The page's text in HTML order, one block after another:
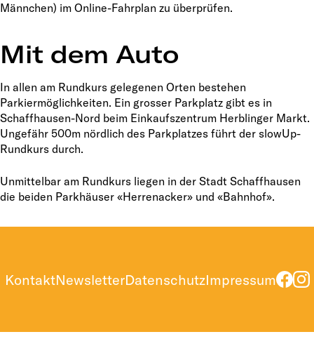
Männchen) im Online-Fahrplan zu überprüfen.
Mit dem Auto
In allen am Rundkurs gelegenen Orten bestehen
Parkiermöglichkeiten. Ein grosser Parkplatz gibt es in
Schaffhausen-Nord beim Einkaufszentrum Herblinger Markt.
Ungefähr 500m nördlich des Parkplatzes führt der slowUp-
Rundkurs durch.
Unmittelbar am Rundkurs liegen in der Stadt Schaffhausen
die beiden Parkhäuser «Herrenacker» und «Bahnhof».
KontaktNewsletterDatenschutzImpressum